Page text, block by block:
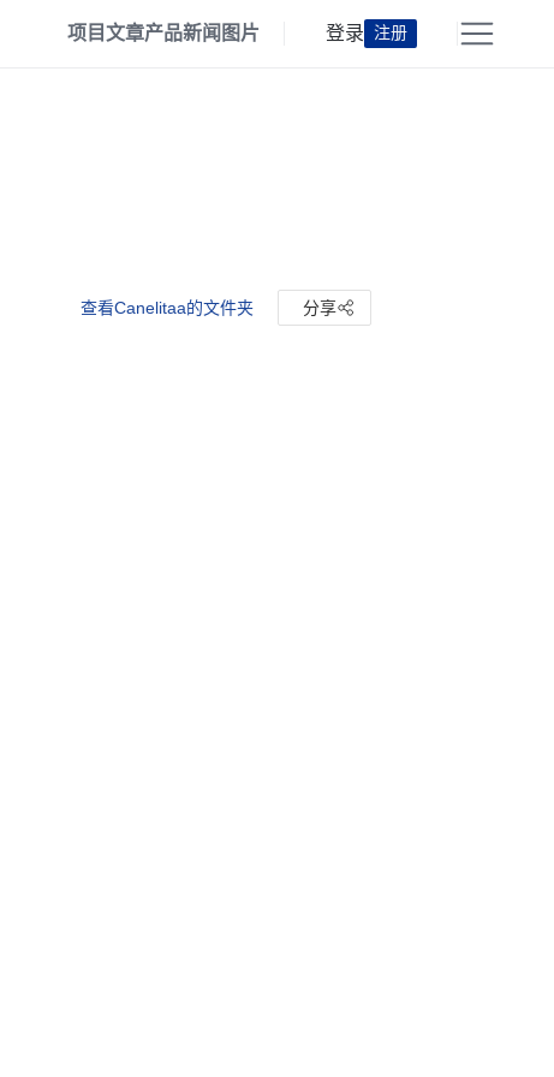
项目文章产品新闻 图片 登录 注册
查看Canelitaa的文件夹 分享